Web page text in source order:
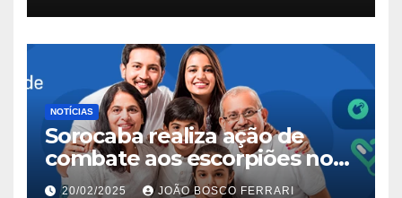
NOTÍCIAS
Sorocaba realiza ação de
combate aos escorpiões no
Jardim São Carlos
20/02/2025 JOÃO BOSCO FERRARI